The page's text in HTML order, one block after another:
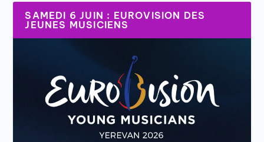
SAMEDI 6 JUIN : EUROVISION DES
JEUNES MUSICIENS